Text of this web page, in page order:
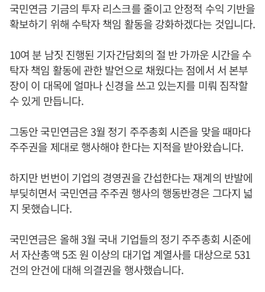
국민연금 기금의 투자 리스크를 줄이고 안정적 수익 기반을
확보하기 위해 수탁자 책임 활동을 강화하겠다는 것입니다.
10여 분 남짓 진행된 기자간담회의 절 반 가까운 시간을 수
탁자 책임 활동에 관한 발언으로 채웠다는 점에서 서 본부
장이 이 대목에 얼마나 신경을 쓰고 있는지를 미뤄 짐작할
수 있게 만듭니다.
그동안 국민연금은 3월 정기 주주총회 시즌을 맞을 때마다
주주권을 제대로 행사해야 한다는 지적을 받아왔습니다.
하지만 번번이 기업의 경영권을 간섭한다는 재계의 반발에
부딪히면서 국민연금 주주권 행사의 행동반경은 그다지 넓
지 못했습니다.
국민연금은 올해 3월 국내 기업들의 정기 주주총회 시준에
서 자산총액 5조 원 이상의 대기업 계열사를 대상으로 531
건의 안건에 대해 의결권을 행사했습니다.